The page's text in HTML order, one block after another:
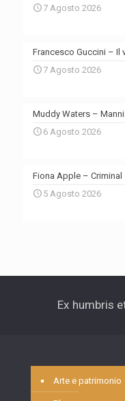
7 Agosto 2026
Francesco Guccini – Il
7 Agosto 2026
Muddy Waters –
6 Agosto 2026
Fiona Apple – Criminal
5 Agosto 2026
Ex humbris
Arte e patrimonio